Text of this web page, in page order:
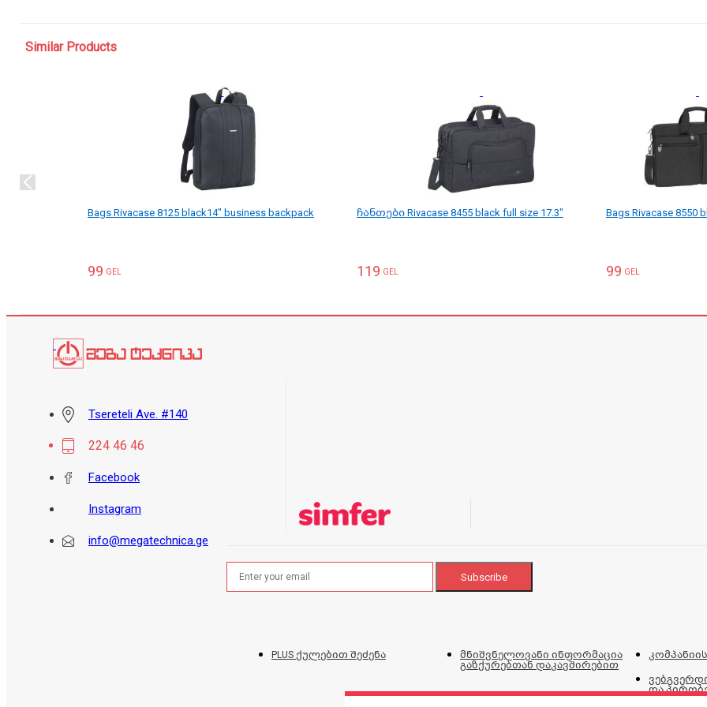
Similar Products
Bags Rivacase 8125 black14" business backpack
99 GEL
ჩანთები Rivacase 8455 black full size 17.3"
119 GEL
Bags Rivacase 8550
99 GEL
Tsereteli Ave. #140
224 46 46
Facebook
Instagram
info@megatechnica.ge
PLUS ქულებით შეძენა მნიშვნელოვანი ინფორმაცია
გაზქურებთან დაკავშირებით
და